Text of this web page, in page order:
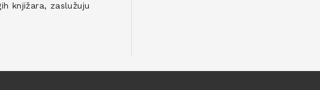
knjižara, zaslužuju